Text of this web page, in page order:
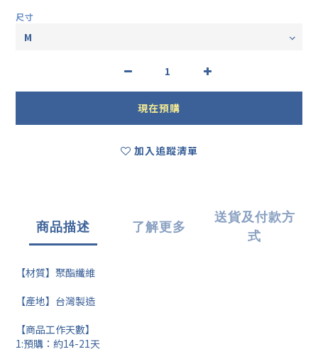
尺寸
現在預購
加入追蹤清單
商品描述 了解更多
送貨及付款方
式
【材質】聚酯纖維
【產地】台灣製造
【商品工作天數】
1:預購：約14-21天